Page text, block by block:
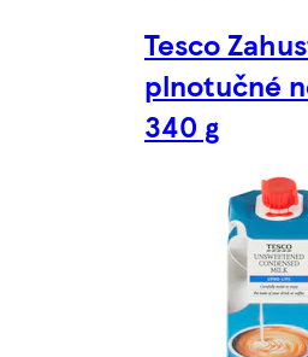
Tesco
plnotučné
340 g